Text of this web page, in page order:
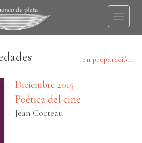
Toggle
En preparación
Diciembre 2015
Poética del cine
Jean Cocteau